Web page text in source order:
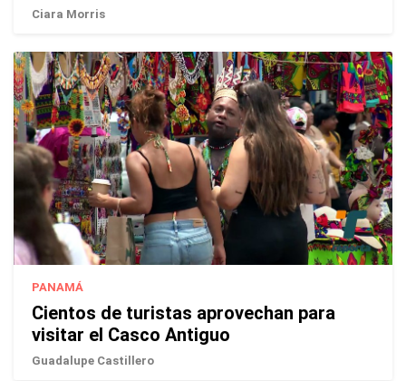
Ciara Morris
PANAMÁ
Cientos de turistas aprovechan para
visitar el Casco Antiguo
Guadalupe Castillero